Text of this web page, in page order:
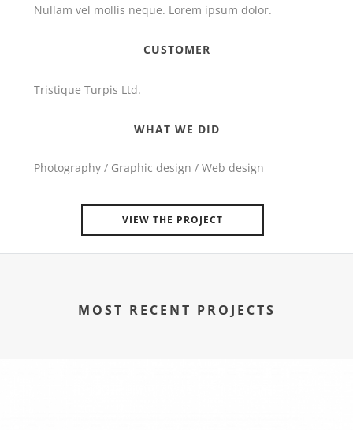
Nullam vel mollis neque. Lorem ipsum dolor.
CUSTOMER
Tristique Turpis Ltd.
WHAT WE DID
Photography / Graphic design / Web design
VIEW THE PROJECT
MOST RECENT PROJECTS